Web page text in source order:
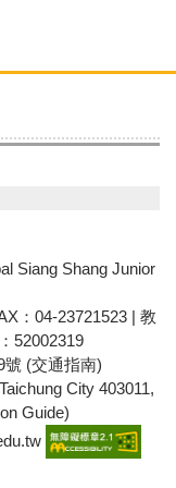
Siang Shang Junior
：04-23721523 | 教
52002319
號 (交通指南)
City 403011,
Guide)